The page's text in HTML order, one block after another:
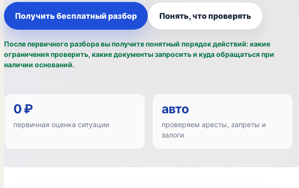
Получить бесплатный разбор Понять, что проверять
После первичного разбора вы получите понятный порядок действий: какие
ограничения проверить, какие документы запросить и куда обращаться при
наличии оснований.
0 ₽
первичная оценка ситуации
авто
проверяем аресты, запреты и
залоги